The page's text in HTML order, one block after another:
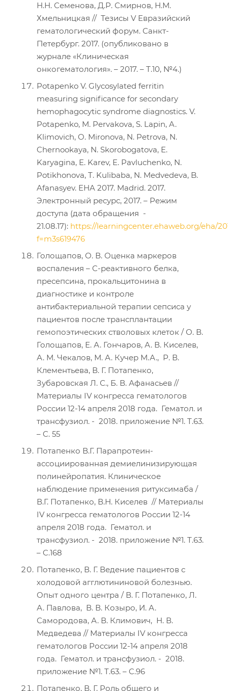
Н.Н. Семенова, Д.Р. Смирнов, Н.М.
Хмельницкая // Тезисы V Евразийский
гематологический форум. Санкт-
Петербург. 2017. (опубликовано в
журнале «Клиническая
онкогематология». – 2017. – Т.10, №4.)
Potapenko V. Glycosylated ferritin
measuring significance for secondary
hemophagocytic syndrome diagnostics. V.
Potapenko, M. Pervakova, S. Lapin, A.
Klimovich, O. Mironova, N. Petrova, N.
Chernookaya, N. Skorobogatova, E.
Karyagina, E. Karev, E. Pavluchenko, N.
Potikhonova, T. Kulibaba, N. Medvedeva, B.
Afanasyev. EHA 2017. Madrid. 2017.
Электронный ресурс, 2017. – Режим
доступа (дата обращения -
21.08.17): https://learningcenter.ehaweb.org/eha/
f=m3s619476
Голощапов, О. В. Оценка маркеров
воспаления – C-реактивного белка,
пресепсина, прокальцитонина в
диагностике и контроле
антибактериальной терапии сепсиса у
пациентов после трансплантации
гемопоэтических стволовых клеток / О. В.
Голощапов, Е. А. Гончаров, А. В. Киселев,
А. М. Чекалов, М. А. Кучер М.А., Р. В.
Клементьева, В. Г. Потапенко,
Зубаровская Л. С., Б. В. Афанасьев //
Материалы IV конгресса гематологов
России 12-14 апреля 2018 года. Гематол. и
трансфузиол. - 2018. приложение №1. T.63.
– C. 55
Потапенко В.Г. Парапротеин-
ассоциированная демиелинизирующая
полинейропатия. Клиническое
наблюдение применения ритуксимаба /
В.Г. Потапенко, В.Н. Киселев // Материалы
IV конгресса гематологов России 12-14
апреля 2018 года. Гематол. и
трансфузиол. - 2018. приложение №1. T.63.
– C.168
Потапенко, В. Г. Ведение пациентов с
холодовой агглютининовой болезнью.
Опыт одного центра / В. Г. Потапенко, Л.
А. Павлова, В. В. Козыро, И. А.
Самородова, А. В. Климович, Н. В.
Медведева // Материалы IV конгресса
гематологов России 12-14 апреля 2018
года. Гематол. и трансфузиол. - 2018.
приложение №1. T.63. – C.96
Потапенко, В. Г. Роль общего и